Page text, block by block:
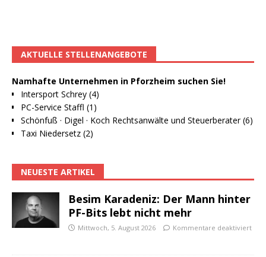
AKTUELLE STELLENANGEBOTE
Namhafte Unternehmen in Pforzheim suchen Sie!
Intersport Schrey (4)
PC-Service Staffl (1)
Schönfuß · Digel · Koch Rechtsanwälte und Steuerberater (6)
Taxi Niedersetz (2)
NEUESTE ARTIKEL
Besim Karadeniz: Der Mann hinter
PF-Bits lebt nicht mehr
Mittwoch, 5. August 2026 Kommentare deaktiviert